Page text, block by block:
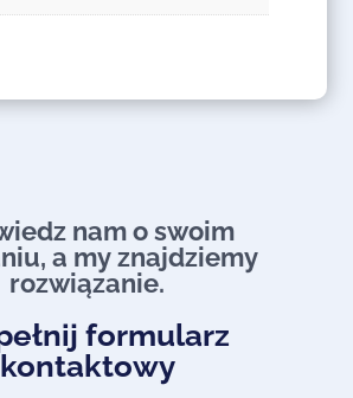
nam o swoim
a my znajdziemy
rozwiązanie.​
formularz
kontaktowy